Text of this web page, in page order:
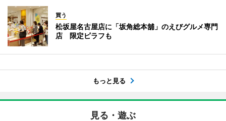
買う
松坂屋名古屋店に「坂角総本舖」のえびグルメ専門
店 限定ピラフも
もっと見る
見る・遊ぶ